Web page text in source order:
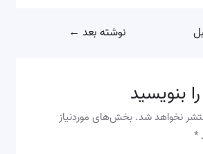
نوشته بعد ←
بنویسید
نخواهد شد. بخش‌های موردنیاز
*